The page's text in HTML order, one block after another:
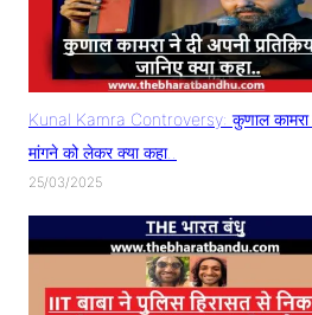
Kunal Kamra Controversy: कुणाल कामरा
मांगने को लेकर क्या कहा..
25/03/2025